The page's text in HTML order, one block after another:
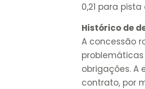
0,21 para
Histórico de
A concessão
obrigações.
contrato, por